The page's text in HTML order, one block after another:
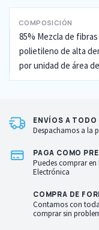
COMPOSICIÓN
85% Mezcla de
polietileno de alta
por unidad de área
ENVÍOS A TODO
Despachamos a la
PAGA COMO
Puedes comprar
Electrónica
COMPRA DE
Contamos con
comprar sin